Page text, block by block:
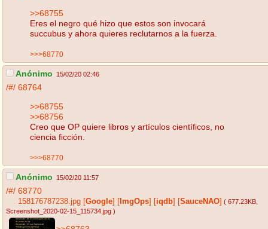
>>68755
Eres el negro qué hizo que estos son invocará
succubus y ahora quieres reclutarnos a la fuerza.
>>>68770
Anónimo 15/02/20 02:46
/#/ 68764
>>68755
>>68756
Creo que OP quiere libros y artículos científicos, no
ciencia ficción.
>>>68770
Anónimo 15/02/20 11:57
/#/ 68770
158176787238.jpg Google ImgOps iqdb SauceNAO ( 677.23KB
Screenshot_2020-02-15_115734.jpg )